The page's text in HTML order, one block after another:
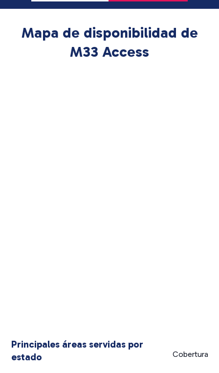
Mapa de disponibilidad de
M33 Access
Principales áreas servidas por
estado
Cobertura